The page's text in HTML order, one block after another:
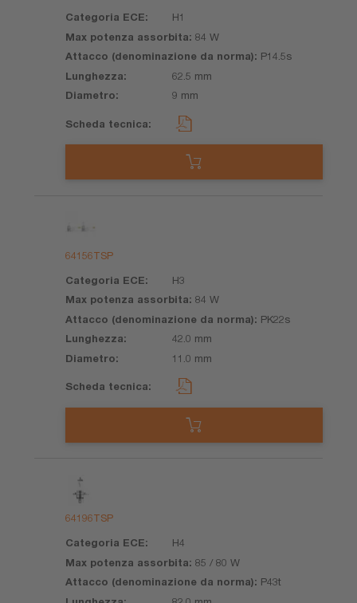
H1
84 W
P14.5s
62.5 mm
9 mm
64156TSP
H3
84 W
PK22s
42.0 mm
11.0 mm
64196TSP
H4
85 / 80 W
P43t